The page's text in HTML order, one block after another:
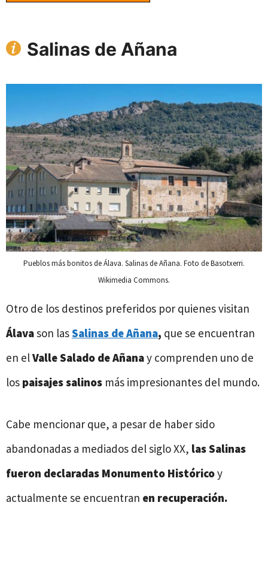
Salinas de Añana
Pueblos más bonitos de Álava. Salinas de Añana. Foto de Basotxerri.
Wikimedia Commons.
Otro de los destinos preferidos por quienes visitan
Álavason lasSalinas de Añana, que se encuentran
en elValle Salado de Añanay comprenden uno de
los paisajes salinos más impresionantes del mundo.
Cabe mencionar que, a pesar de haber sido
abandonadas a mediados del siglo XX, las Salinas
fueron declaradas Monumento Históricoy
actualmente se encuentran en recuperación.